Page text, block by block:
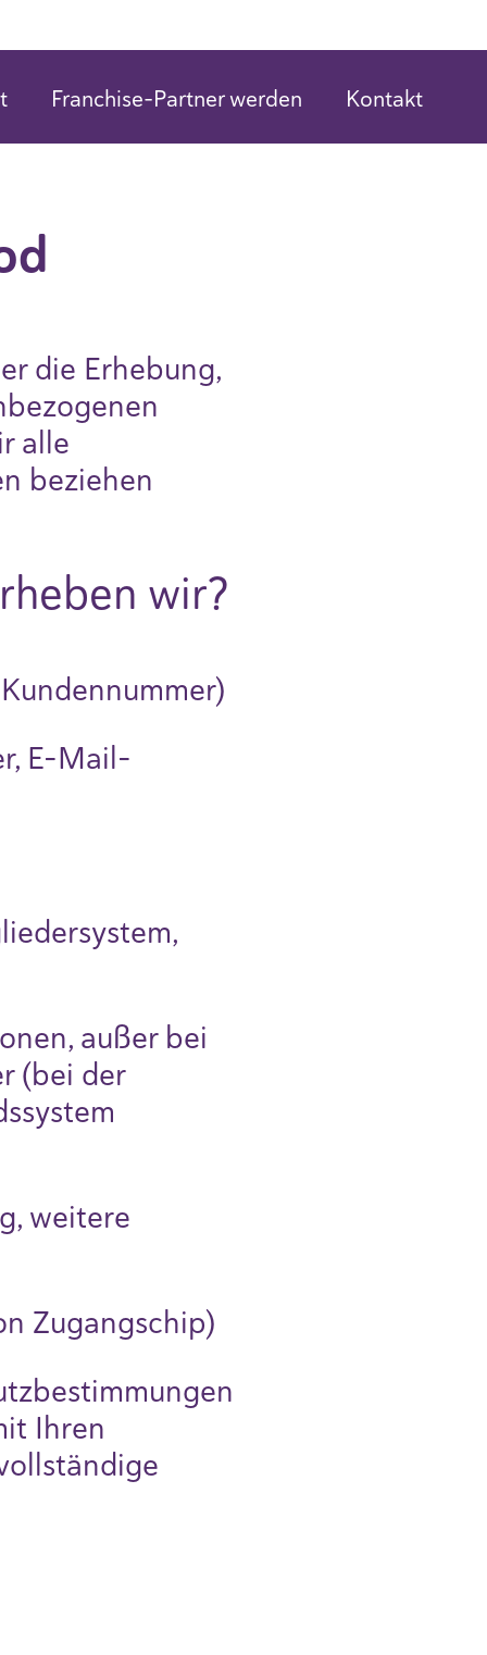
Franchise-Partner werden Kontakt
die Erhebung,
alle
beziehen
wir?
E-Mail-
außer bei
(bei der
weitere
Zugangschip)
Ihren